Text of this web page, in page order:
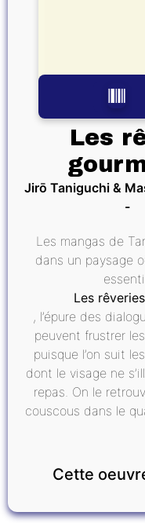
Les
Jirō Taniguchi &
Les mangas de
dans un paysage
Les
, l’épure des
peuvent frustrer
puisque l’on suit
dont le visage ne
repas. On le
couscous dans le
Cette